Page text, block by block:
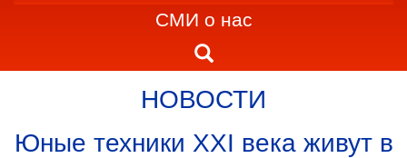
СМИ о нас
НОВОСТИ
Юные техники ХХI века живут в